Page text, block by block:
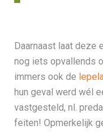
Daarnaast laat deze
nog iets opvallends
immers ook de
hun geval werd wél
vastgesteld, nl.
feiten! Opmerkelijk